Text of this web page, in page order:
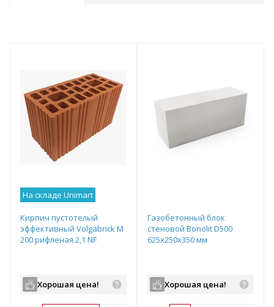
На складе Unimart
Кирпич пустотелый
эффективный Volgabrick М
200 рифленая 2,1 NF
Хорошая цена!
Газобетонный блок
стеновой Bonolit D500
625х250х350 мм
Хорошая цена!